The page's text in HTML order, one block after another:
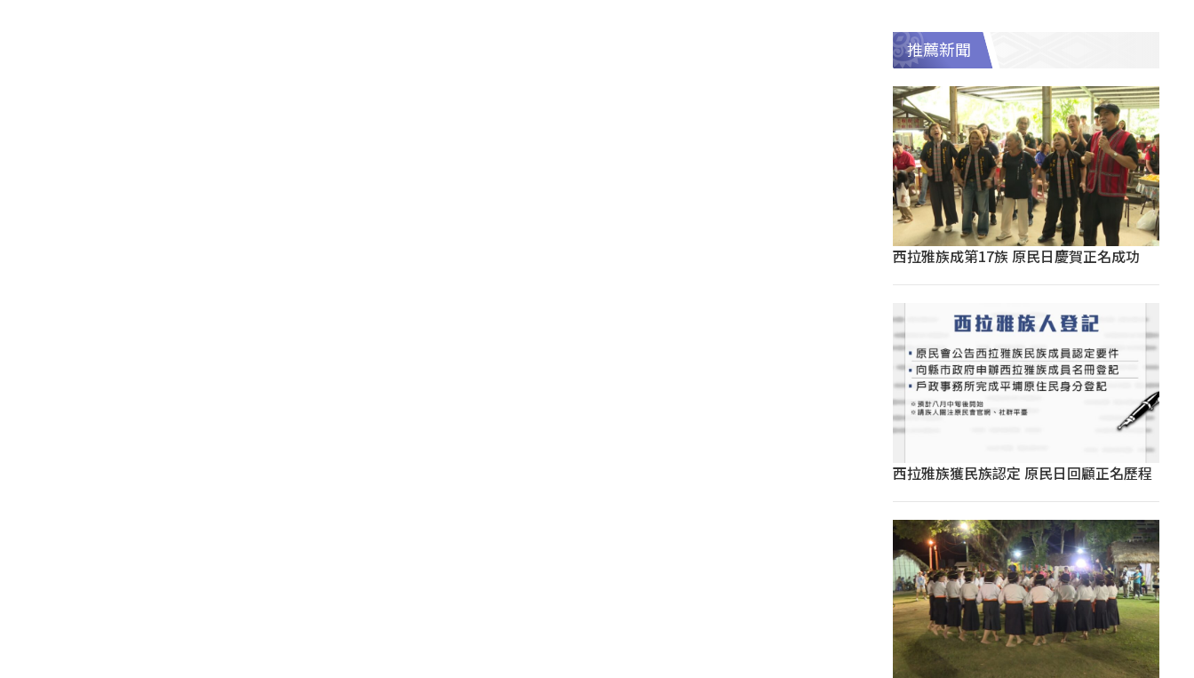
推薦新聞
西拉雅族成第17族 原民日慶賀正名成功
西拉雅族獲民族認定 原民日回顧正名歷程